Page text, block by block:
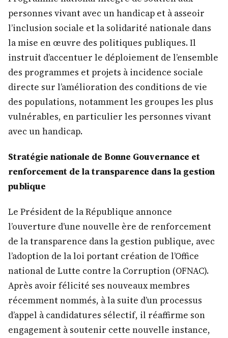
personnes vivant avec un handicap et à asseoir
l’inclusion sociale et la solidarité nationale dans
la mise en œuvre des politiques publiques. Il
instruit d’accentuer le déploiement de l’ensemble
des programmes et projets à incidence sociale
directe sur l’amélioration des conditions de vie
des populations, notamment les groupes les plus
vulnérables, en particulier les personnes vivant
avec un handicap.
Stratégie nationale de Bonne Gouvernance et
renforcement de la transparence dans la gestion
publique
Le Président de la République annonce
l’ouverture d’une nouvelle ère de renforcement
de la transparence dans la gestion publique, avec
l’adoption de la loi portant création de l’Office
national de Lutte contre la Corruption (OFNAC).
Après avoir félicité ses nouveaux membres
récemment nommés, à la suite d’un processus
d’appel à candidatures sélectif, il réaffirme son
engagement à soutenir cette nouvelle instance,